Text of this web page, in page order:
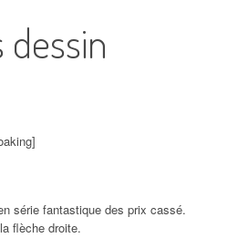
série fantastique des prix cassé.
flèche droite.